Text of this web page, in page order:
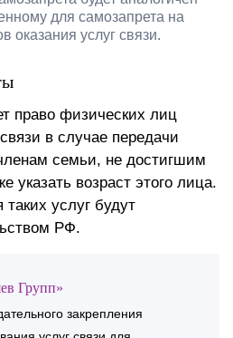
для самозапрета на
оказания услуг связи.
право физических лиц
в случае передачи
семьи, не достигшим
указать возраст этого лица.
услуг будут
РФ.
Групп»
закрепления